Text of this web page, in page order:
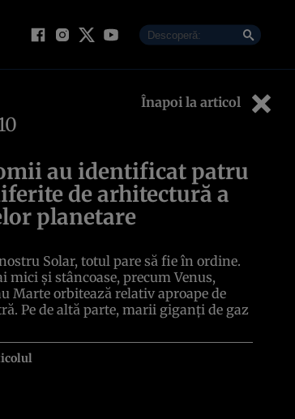
Înapoi la articol
au identificat patru
de arhitectură a
planetare
Solar, totul pare să fie în ordine.
mici și stâncoase, precum Venus,
Marte orbitează relativ aproape de
Pe de altă parte, marii giganți de gaz